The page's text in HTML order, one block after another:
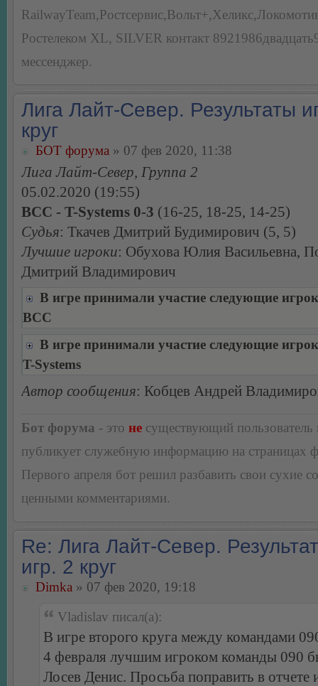
Ростелеком XL, SILVER контакт
мессенджер.
Лига Лайт-Север. Результаты
круг
БОТ форума » 07 фев 2020, 11:38
Лига Лайт-Север, Группа 2
05.02.2020 (19:55)
BCC - T-Systems 0-3 (16-25, 18-25, 14-25)
Судья: Ткачев Дмитрий Будимирович (5, 5)
Лучшие игроки: Обухова Юлия Васильевна,
Дмитрий Владимирович
В игре принимали участие следующие
BCC
В игре принимали участие следующие
T-Systems
Автор сообщения: Кобцев Андрей
Бот форума - это не существующий пользователь
публикует служебную информацию на страницах
Первого апреля бот решил разбавить свои сухие
ценными комментариями.
Re: Лига Лайт-Север.
игр. 2 круг
Dimka » 07 фев 2020, 19:18
Vladislav писал(а):
В игре второго круга между командами
4 февраля лучшим игроком команды 090
Лосев Денис. Просьба поправить в отчете